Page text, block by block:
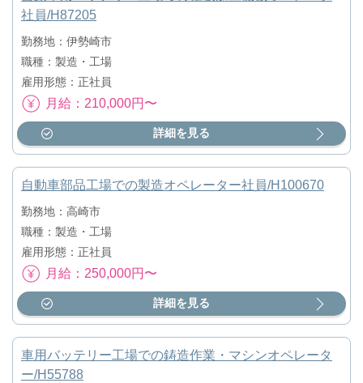
社員/H87205
勤務地：伊勢崎市
職種：製造・工場
雇用形態：正社員
月給：210,000円〜
詳細を見る
自動車部品工場での製造オペレーター社員/H100670
勤務地：高崎市
職種：製造・工場
雇用形態：正社員
月給：250,000円〜
詳細を見る
車用バッテリー工場での鋳造作業・マシンオペレータ
ー/H55788